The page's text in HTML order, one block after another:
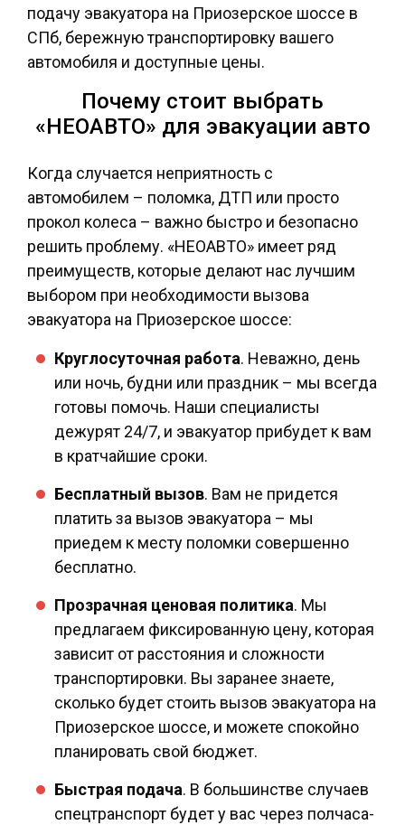
подачу эвакуатора на Приозерское шоссе в
СПб, бережную транспортировку вашего
автомобиля и доступные цены.
Почему стоит выбрать
«НЕОАВТО» для эвакуации авто
Когда случается неприятность с
автомобилем – поломка, ДТП или просто
прокол колеса – важно быстро и безопасно
решить проблему. «НЕОАВТО» имеет ряд
преимуществ, которые делают нас лучшим
выбором при необходимости вызова
эвакуатора на Приозерское шоссе:
Круглосуточная работа. Неважно, день
или ночь, будни или праздник – мы всегда
готовы помочь. Наши специалисты
дежурят 24/7, и эвакуатор прибудет к вам
в кратчайшие сроки.
Бесплатный вызов. Вам не придется
платить за вызов эвакуатора – мы
приедем к месту поломки совершенно
бесплатно.
Прозрачная ценовая политика. Мы
предлагаем фиксированную цену, которая
зависит от расстояния и сложности
транспортировки. Вы заранее знаете,
сколько будет стоить вызов эвакуатора на
Приозерское шоссе, и можете спокойно
планировать свой бюджет.
Быстрая подача. В большинстве случаев
спецтранспорт будет у вас через полчаса-